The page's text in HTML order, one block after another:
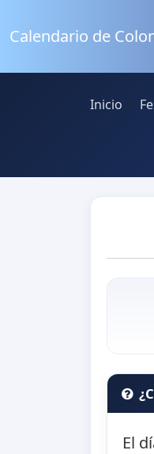
Calendario de
Inicio
El